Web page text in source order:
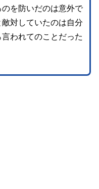
を防いだのは意外で
対していたのは自分
われてのことだった